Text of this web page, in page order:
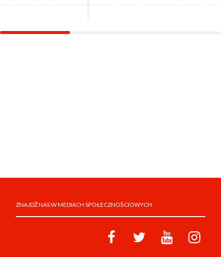
ZNAJDŹ NAS W MEDIACH SPOŁECZNOŚCIOWYCH